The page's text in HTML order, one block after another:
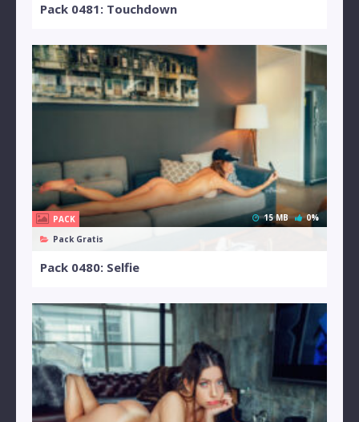
Pack 0481: Touchdown
PACK
Pack Gratis
15 MB 0%
Pack 0480: Selfie